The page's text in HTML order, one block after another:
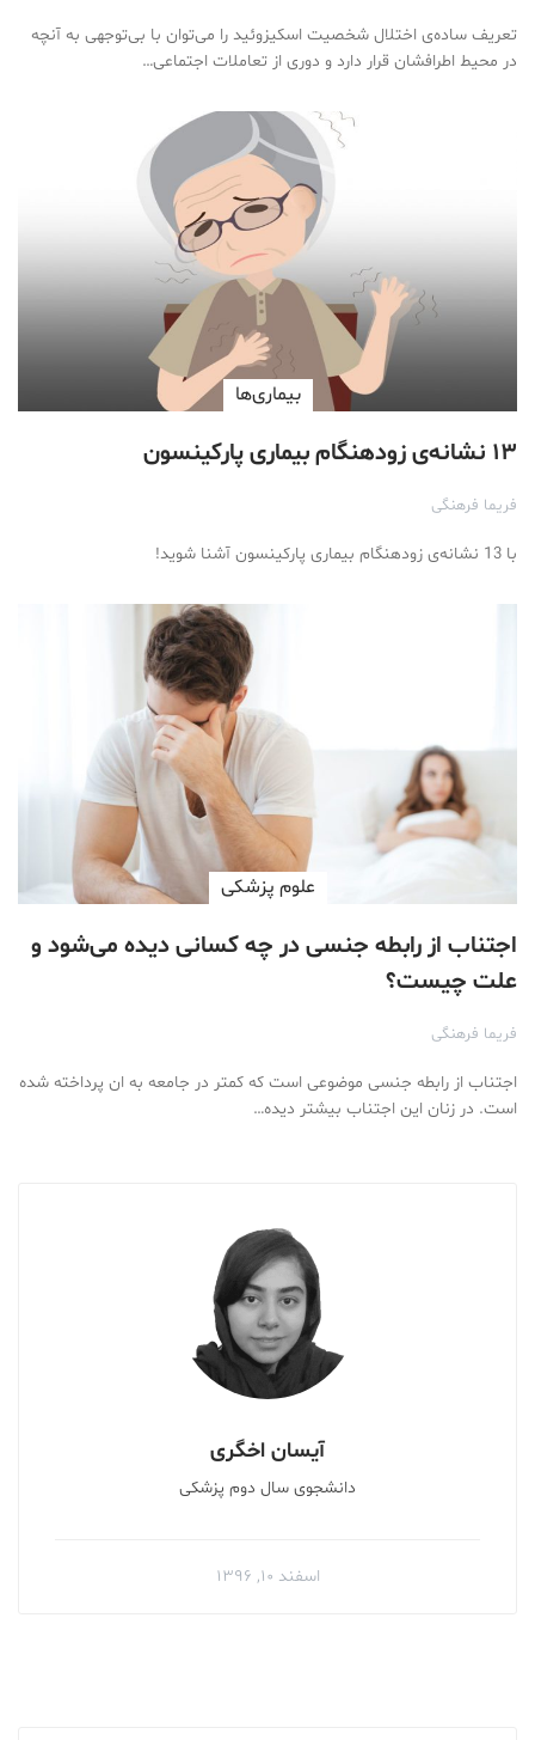
تعریف ساده‌ی اختلال شخصیت اسکیزوئید را می‌توان با بی‌توجهی به آنچه
در محیط اطرافشان قرار دارد و دوری از تعاملات اجتماعی…
بیماری‌ها
۱۳ نشانه‌ی زودهنگام بیماری پارکینسون
فریما فرهنگی
با 13 نشانه‌ی زودهنگام بیماری پارکینسون آشنا شوید!
علوم پزشكی
اجتناب از رابطه جنسی در چه کسانی دیده می‌شود و
علت چیست؟
فریما فرهنگی
اجتناب از رابطه جنسی موضوعی است که کمتر در جامعه به ان پرداخته شده
است. در زنان این اجتناب بیشتر دیده…
آیسان اخگری
دانشجوی سال دوم پزشکی
اسفند ۱۰, ۱۳۹۶